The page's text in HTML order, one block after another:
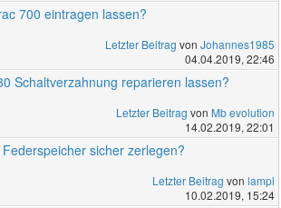
700 eintragen lassen?
Letzter Beitrag von Johannes1985
04.04.2019, 22:46
Schaltverzahnung reparieren lassen?
Letzter Beitrag von Mb evolution
14.02.2019, 22:01
sicher zerlegen?
Letzter Beitrag von lampl
10.02.2019, 15:24